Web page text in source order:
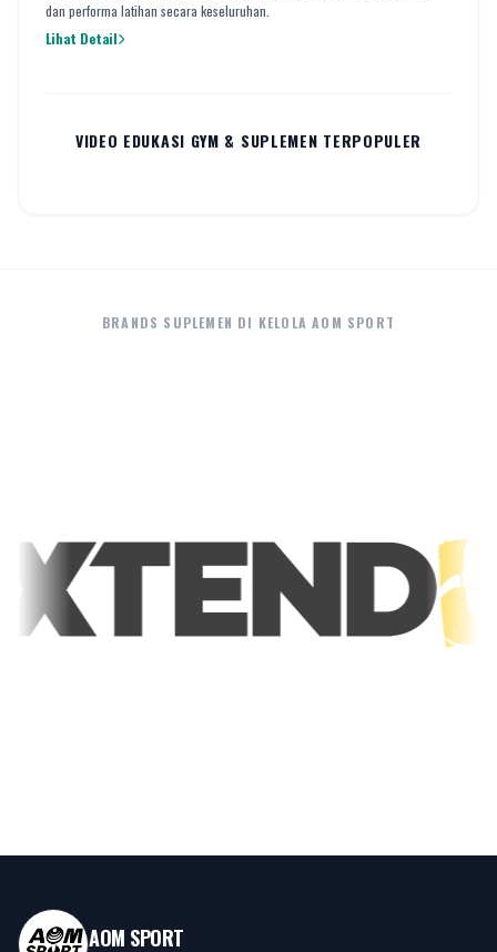
dan performa latihan secara keseluruhan.
Lihat Detail
VIDEO EDUKASI GYM & SUPLEMEN TERPOPULER
BRANDS SUPLEMEN DI KELOLA AOM SPORT
AOM SPORT